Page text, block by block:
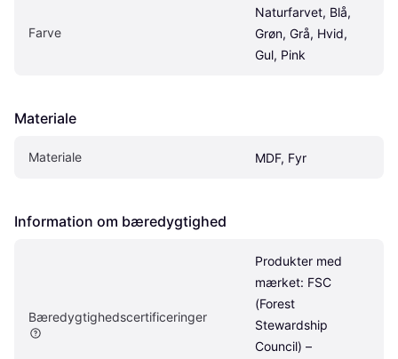
Farve
Naturfarvet, Blå,
Grøn, Grå, Hvid,
Gul, Pink
Materiale
Materiale MDF, Fyr
Information om bæredygtighed
Bæredygtighedscertificeringer
Produkter med
mærket: FSC
(Forest
Stewardship
Council) –